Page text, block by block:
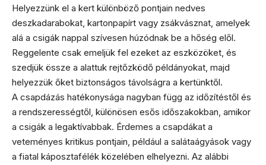
Helyezzünk el a kert különböző pontjain nedves
deszkadarabokat, kartonpapírt vagy zsákvásznat, amelyek
alá a csigák nappal szívesen húzódnak be a hőség elől.
Reggelente csak emeljük fel ezeket az eszközöket, és
szedjük össze a alattuk rejtőzködő példányokat, majd
helyezzük őket biztonságos távolságra a kertünktől.
A csapdázás hatékonysága nagyban függ az időzítéstől és
a rendszerességtől, különösen esős időszakokban, amikor
a csigák a legaktívabbak. Érdemes a csapdákat a
veteményes kritikus pontjain, például a salátaágyások vagy
a fiatal káposztafélék közelében elhelyezni. Az alábbi